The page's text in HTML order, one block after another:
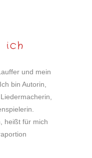
ich
und mein
bin Autorin,
heißt für mich